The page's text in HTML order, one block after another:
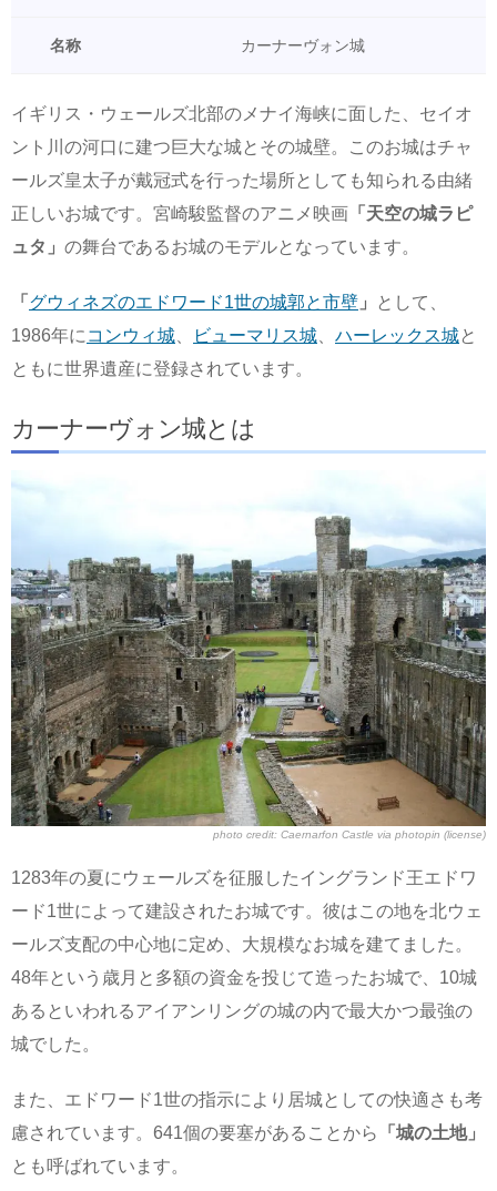
名称 カーナーヴォン城
イギリス・ウェールズ北部のメナイ海峡に面した、セイオ
ント川の河口に建つ巨大な城とその城壁。このお城はチャ
ールズ皇太子が戴冠式を行った場所としても知られる由緒
正しいお城です。宮崎駿監督のアニメ映画 「天空の城ラピ
ュタ」 の舞台であるお城のモデルとなっています。
「 グウィネズのエドワード1世の城郭と市壁 」
として、
1986年に コンウィ城 ビューマリス城 ハーレックス城と
ともに世界遺産に登録されています。
カーナーヴォン城とは
photo credit: Caernarfon Castle via photopin (license)
1283年の夏にウェールズを征服したイングランド王エドワ
ード1世によって建設されたお城です。彼はこの地を北ウェ
ールズ支配の中心地に定め、大規模なお城を建てました。
48年という歳月と多額の資金を投じて造ったお城で、10城
あるといわれるアイアンリングの城の内で最大かつ最強の
城でした。
また、エドワード1世の指示により居城としての快適さも考
慮されています。641個の要塞があることから
「城の土地」
とも呼ばれています。